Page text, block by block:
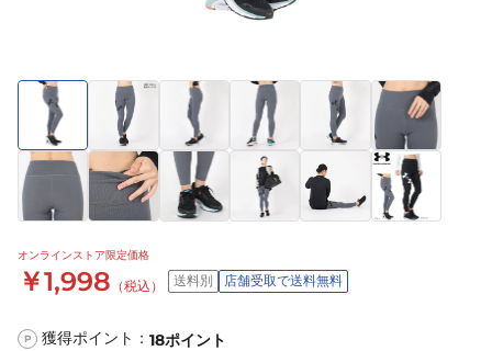
オンラインストア限定価格
￥1,998 （税込） 送料別 店舗受取で送料無料
P 獲得ポイント： 18ポイント